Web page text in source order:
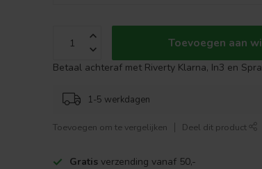
Toevoegen aan
Betaal achteraf met Riverty Klarna, In3 en
1-5 werkdagen
Toevoegen om te vergelijken Deel dit product
Gratis verzending vanaf 50,-